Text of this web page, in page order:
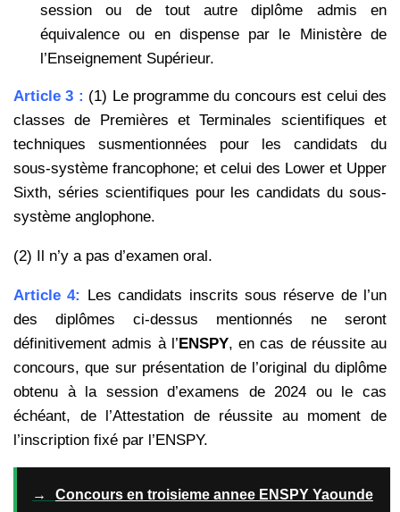
session ou de tout autre diplôme admis en
équivalence ou en dispense par le Ministère de
l’Enseignement Supérieur.
Article 3 : (1) Le programme du concours est celui des
classes de Premières et Terminales scientifiques et
techniques susmentionnées pour les candidats du
sous-système francophone; et celui des Lower et Upper
Sixth, séries scientifiques pour les candidats du sous-
système anglophone.
(2) Il n’y a pas d’examen oral.
Article 4: Les candidats inscrits sous réserve de l’un
des diplômes ci-dessus mentionnés ne seront
définitivementadmis à l’ENSPY, en cas de réussite au
concours, que sur présentation de l’original du diplôme
obtenu à la sessiond’examens de 2024 ou le cas
échéant, de l’Attestation de réussite au moment de
l’inscription fixé par l’ENSPY.
→
Concours en troisieme annee ENSPY Yaounde